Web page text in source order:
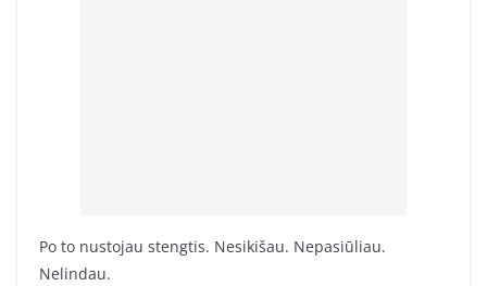
Po to nustojau stengtis. Nesikišau. Nepasiūliau.
Nelindau.